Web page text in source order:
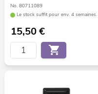
No. 80711089
Le stock suffit pour env. 4 semaines.
15,50€